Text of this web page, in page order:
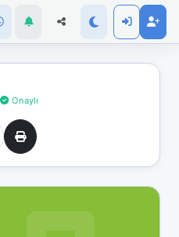
Onaylı